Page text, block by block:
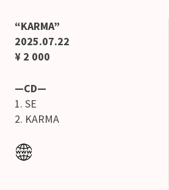
“KARMA”
2025.07.22
¥ 2 000
—CD—
1. SE
2. KARMA